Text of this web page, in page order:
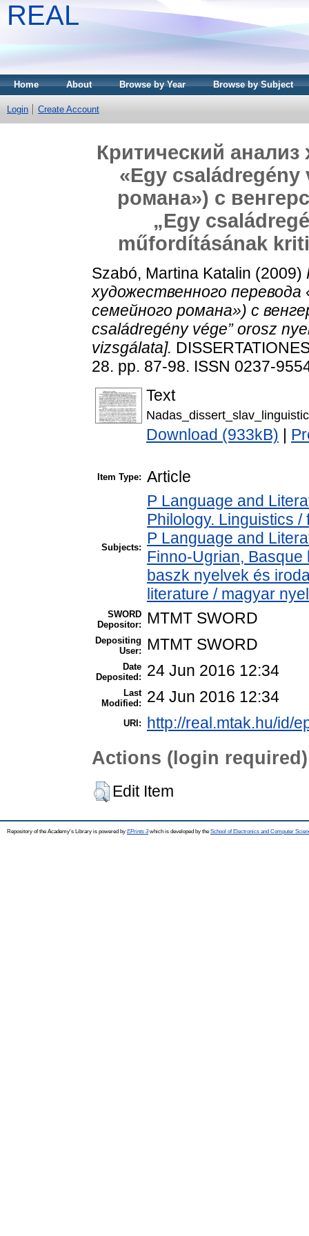
REAL
Home About Browse by Year Browse by Subject
Login Create Account
Критический
«Egy családregény
романа») с
„Egy
műfordításának
Szabó, Martina Katalin (2009)
художественного
семейного романа») с
családregény vége” orosz
vizsgálata].
28. pp. 87-98. ISSN 0237-
Text
Download (933kB)
Item Type: Article
Subjects:
P Language and
Philology. Linguistics
P Language and
Finno-Ugrian,
baszk nyelvek és
literature / magyar
SWORD
Depositor:
MTMT SWORD
Depositing
User:
MTMT SWORD
Date
Deposited:
24 Jun 2016 12:34
Last
Modified:
24 Jun 2016 12:34
URI: http://real.mtak.hu/id/
Actions (login required)
Edit Item
Repository of the Academy's Library is powered by EPrints 3which is developed by the School of Electronics and Computer